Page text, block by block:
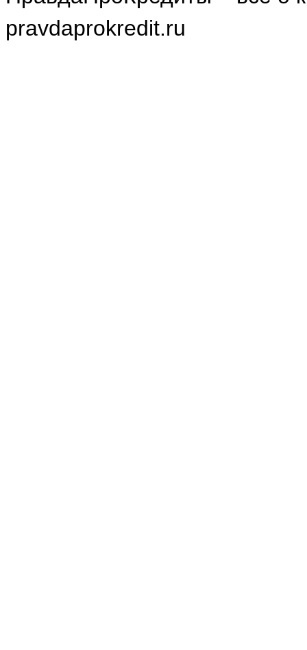
pravdaprokredit.ru